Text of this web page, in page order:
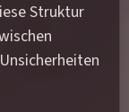
Struktur